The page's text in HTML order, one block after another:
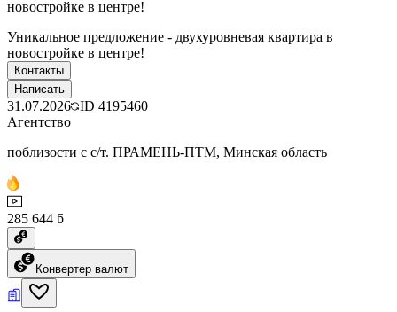
новостройке в центре!
Уникальное предложение - двухуровневая квартира в
новостройке в центре!
Контакты
Написать
31.07.2026 ID 4195460
Агентство
поблизости с с/т. ПРАМЕНЬ-ПТМ, Минская область
285 644 ƃ
Конвертер валют